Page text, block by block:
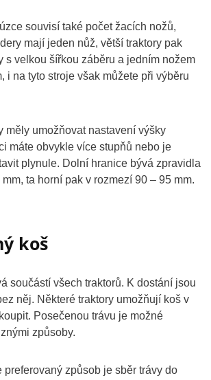
souvisí také počet žacích nožů,
mají jeden nůž, větší traktory pak
s velkou šířkou záběru a jedním nožem
i na tyto stroje však můžete při výběru
měly umožňovat nastavení výšky
máte obvykle více stupňů nebo je
plynule. Dolní hranice bývá zpravidla
ta horní pak v rozmezí 90 – 95 mm.
koš
součástí všech traktorů. K dostání jsou
něj. Některé traktory umožňují koš v
Posečenou trávu je možné
způsoby.
preferovaný způsob je sběr trávy do